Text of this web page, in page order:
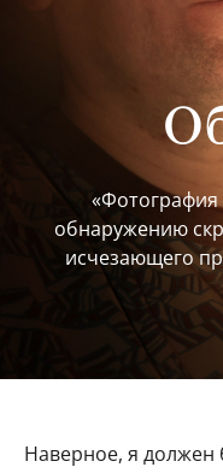
обнаружению
исчезающего
Наверное, я должен